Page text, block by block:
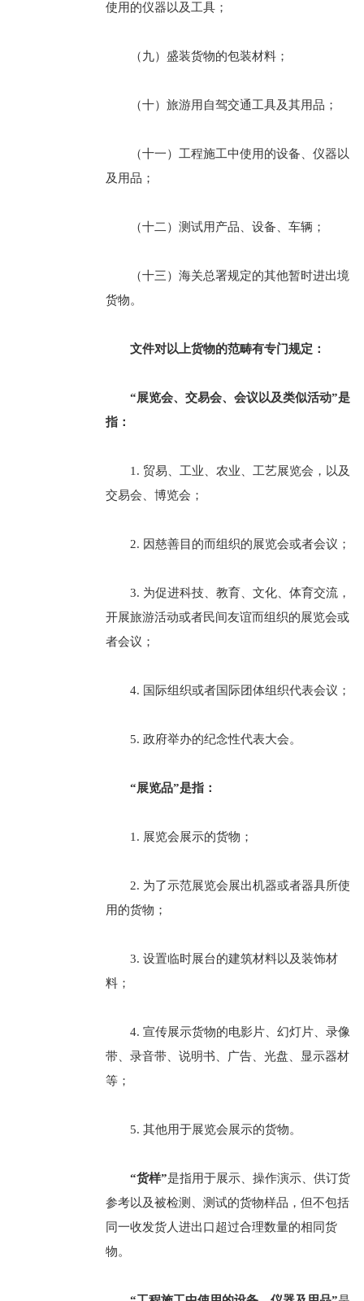
使用的仪器以及工具；
（九）盛装货物的包装材料；
（十）旅游用自驾交通工具及其用品；
（十一）工程施工中使用的设备、仪器以
及用品；
（十二）测试用产品、设备、车辆；
（十三）海关总署规定的其他暂时进出境
货物。
文件对以上货物的范畴有专门规定：
“展览会、交易会、会议以及类似活动”是
指：
1. 贸易、工业、农业、工艺展览会，以及
交易会、博览会；
2. 因慈善目的而组织的展览会或者会议；
3. 为促进科技、教育、文化、体育交流，
开展旅游活动或者民间友谊而组织的展览会或
者会议；
4. 国际组织或者国际团体组织代表会议；
5. 政府举办的纪念性代表大会。
“展览品”是指：
1. 展览会展示的货物；
2. 为了示范展览会展出机器或者器具所使
用的货物；
3. 设置临时展台的建筑材料以及装饰材
料；
4. 宣传展示货物的电影片、幻灯片、录像
带、录音带、说明书、广告、光盘、显示器材
等；
5. 其他用于展览会展示的货物。
“货样”是指用于展示、操作演示、供订货
参考以及被检测、测试的货物样品，但不包括
同一收发货人进出口超过合理数量的相同货
物。